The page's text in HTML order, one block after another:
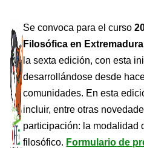
Se convoca para el curso
Filosófica en Extremadura
la sexta edición, con esta
desarrollándose desde
comunidades. En esta
incluir, entre otras
participación: la modalidad
filosófico. Formulario de